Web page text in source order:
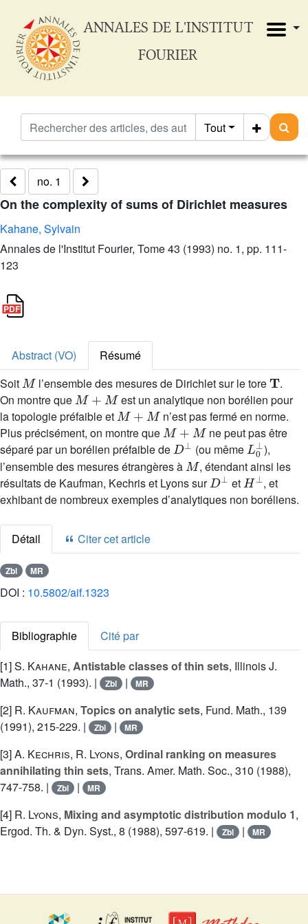
ANNALES DE L'INSTITUT
FOURIER
Tout
no. 1
On the complexity of sums of Dirichlet measures
Kahane, Sylvain
Annales de l'Institut Fourier, Tome 43 (1993) no. 1, pp. 111-
123
Abstract (VO)
Résumé
Soit
M
l’ensemble des mesures de Dirichlet sur le tore
T
.
On montre que
M+M
est un analytique non borélien pour
la topologie préfaible et
M+M
n’est pas fermé en norme.
Plus précisément, on montre que
M+M
ne peut pas être
séparé par un borélien préfaible de
D⊥
(ou même
L0⊥
),
l’ensemble des mesures étrangères à
M
, étendant ainsi les
résultats de Kaufman, Kechris et Lyons sur
D⊥
et
H⊥
, et
exhibant de nombreux exemples d’analytiques non boréliens.
Détail Citer cet article
Zbl MR
DOI : 10.5802/aif.1323
Bibliographie
Cité par
[1]S. Kahane, Antistable classes of thin sets, Illinois J.
Math., 37-1 (1993). |
Zbl | MR
[2] R. Kaufman, Topics on analytic sets, Fund. Math., 139
(1991), 215-229. |
Zbl | MR
[3]A. Kechris, R. Lyons, Ordinal ranking on measures
annihilating thin sets, Trans. Amer. Math. Soc., 310 (1988),
747-758. |
Zbl | MR
[4] R. Lyons, Mixing and asymptotic distribution modulo 1,
Ergod. Th. & Dyn. Syst., 8 (1988), 597-619. |
Zbl | MR